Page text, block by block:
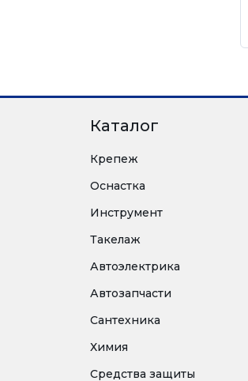
Каталог
Крепеж
Оснастка
Инструмент
Такелаж
Автоэлектрика
Автозапчасти
Сантехника
Химия
Средства защиты